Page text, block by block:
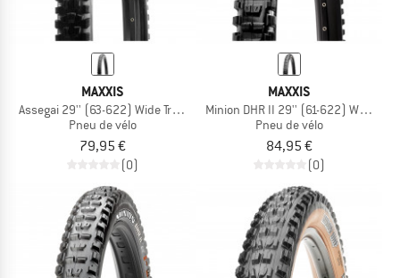
MAXXIS
Assegai 29'' (63-622) Wide Trail 3C MaxxGrip DH TR
Pneu de vélo
79,95 €
(0)
MAXXIS
Minion DHR II 29'' (61-622) WT 3C
Pneu de vélo
84,95 €
(0)